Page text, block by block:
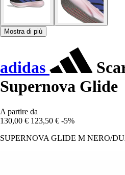
Mostra di più
adidas
Supernova Glide
A partire da
130,00 € 123,50 € -5%
SUPERNOVA GLIDE M NERO/